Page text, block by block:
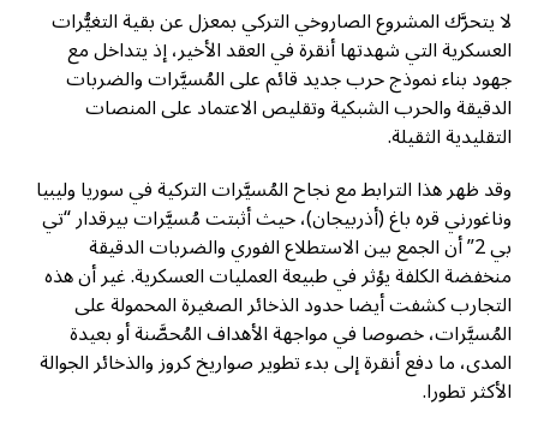
لا يتحرَّك المشروع الصاروخي التركي بمعزل عن بقية التغيُّرات
العسكرية التي شهدتها أنقرة في العقد الأخير، إذ يتداخل مع
جهود بناء نموذج حرب جديد قائم على المُسيَّرات والضربات
الدقيقة والحرب الشبكية وتقليص الاعتماد على المنصات
التقليدية الثقيلة.
وقد ظهر هذا الترابط مع نجاح المُسيَّرات التركية في سوريا وليبيا
وناغورني قره باغ (أذربيجان)، حيث أثبتت مُسيَّرات بيرقدار “تي
بي 2” أن الجمع بين الاستطلاع الفوري والضربات الدقيقة
منخفضة الكلفة يؤثر في طبيعة العمليات العسكرية. غير أن هذه
التجارب كشفت أيضا حدود الذخائر الصغيرة المحمولة على
المُسيَّرات، خصوصا في مواجهة الأهداف المُحصَّنة أو بعيدة
المدى، ما دفع أنقرة إلى بدء تطوير صواريخ كروز والذخائر الجوالة
الأكثر تطورا.